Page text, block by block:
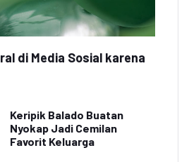
di Media Sosial karena
Keripik Balado Buatan
Nyokap Jadi Cemilan
Favorit Keluarga